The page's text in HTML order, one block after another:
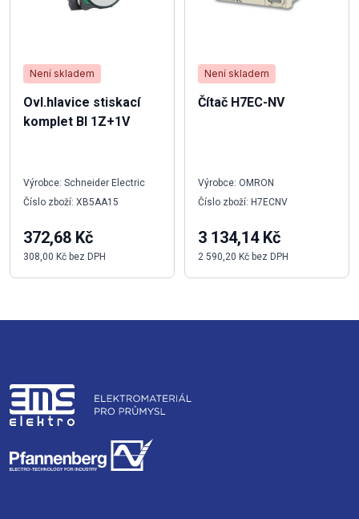
Není skladem
Ovl.hlavice stiskací
komplet BI 1Z+1V
Výrobce: Schneider Electric
Číslo zboží: XB5AA15
372,68 Kč
308,00 Kč bez DPH
Není skladem
Čítač H7EC-NV
Výrobce: OMRON
Číslo zboží: H7ECNV
3 134,14 Kč
2 590,20 Kč bez DPH